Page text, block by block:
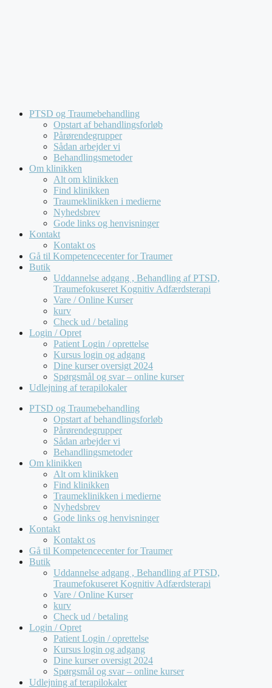
PTSD og Traumebehandling
Opstart af behandlingsforløb
Pårørendegrupper
Sådan arbejder vi
Behandlingsmetoder
Om klinikken
Alt om klinikken
Find klinikken
Traumeklinikken i medierne
Nyhedsbrev
Gode links og henvisninger
Kontakt
Kontakt os
Gå til Kompetencecenter for Traumer
Butik
Uddannelse adgang , Behandling af PTSD,
Traumefokuseret Kognitiv Adfærdsterapi
Vare / Online Kurser
kurv
Check ud / betaling
Login / Opret
Patient Login / oprettelse
Kursus login og adgang
Dine kurser oversigt 2024
Spørgsmål og svar – online kurser
Udlejning af terapilokaler
PTSD og Traumebehandling
Opstart af behandlingsforløb
Pårørendegrupper
Sådan arbejder vi
Behandlingsmetoder
Om klinikken
Alt om klinikken
Find klinikken
Traumeklinikken i medierne
Nyhedsbrev
Gode links og henvisninger
Kontakt
Kontakt os
Gå til Kompetencecenter for Traumer
Butik
Uddannelse adgang , Behandling af PTSD,
Traumefokuseret Kognitiv Adfærdsterapi
Vare / Online Kurser
kurv
Check ud / betaling
Login / Opret
Patient Login / oprettelse
Kursus login og adgang
Dine kurser oversigt 2024
Spørgsmål og svar – online kurser
Udlejning af terapilokaler